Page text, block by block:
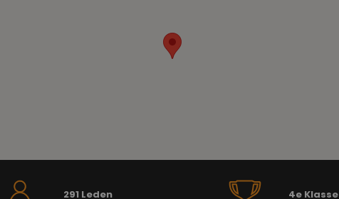
291 Leden 4e Klasse